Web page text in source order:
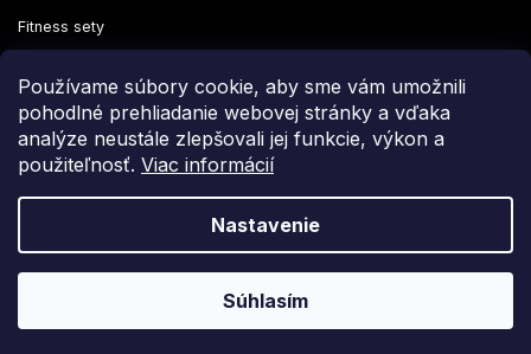
Používame súbory cookie, aby sme vám umožnili
pohodlné prehliadanie webovej stránky a vďaka
analýze neustále zlepšovali jej funkcie, výkon a
použiteľnosť. Viac informácií
Nastavenie
Súhlasím
Fitness sety
Vytvoril Shoptet